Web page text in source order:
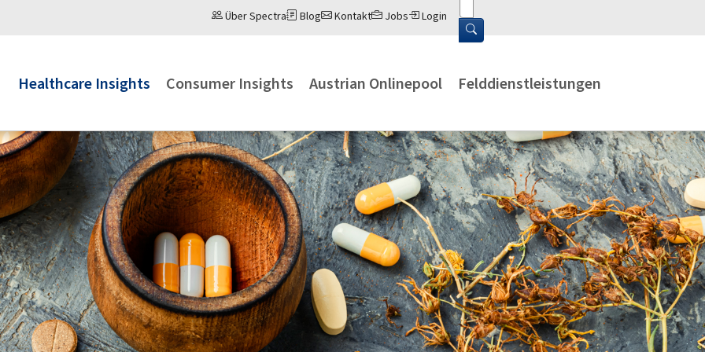
Über Spectra Blog Kontakt Jobs Login
Healthcare Insights (current)
Consumer Insights Austrian Onlinepool Felddienstleistungen